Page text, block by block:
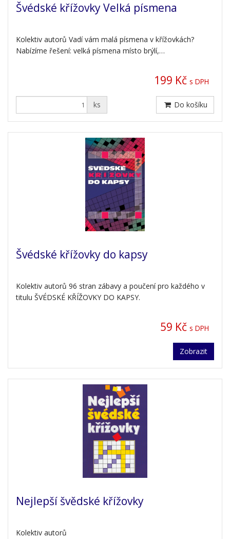
Švédské křížovky Velká písmena
Kolektiv autorů Vadí vám malá písmena v křížovkách?
Nabízíme řešení: velká písmena místo brýlí,…
199 Kč s DPH
ks Do košíku
Švédské křížovky do kapsy
Kolektiv autorů 96 stran zábavy a poučení pro každého v
titulu ŠVÉDSKÉ KŘÍŽOVKY DO KAPSY.
59 Kč s DPH
Zobrazit
Nejlepší švědské křížovky
Kolektiv autorů